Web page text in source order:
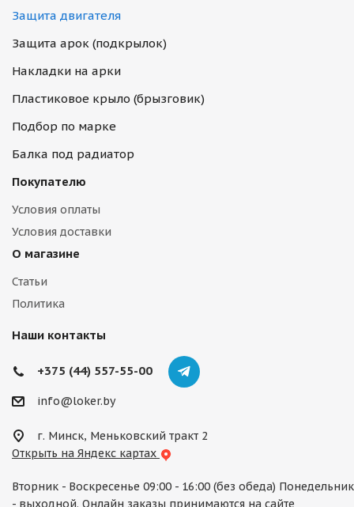
Защита двигателя
Защита арок (подкрылок)
Накладки на арки
Пластиковое крыло (брызговик)
Подбор по марке
Балка под радиатор
Покупателю
Условия оплаты
Условия доставки
О магазине
Статьи
Политика
Наши контакты
+375 (44) 557-55-00
info@loker.by
г. Минск, Меньковский тракт 2
Открыть на Яндекс картах
Вторник - Воскресенье 09:00 - 16:00 (без обеда) Понедельник
- выходной. Онлайн заказы принимаются на сайте